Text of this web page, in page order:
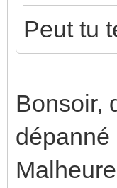
Peut tu
Bonsoir,
dépanné